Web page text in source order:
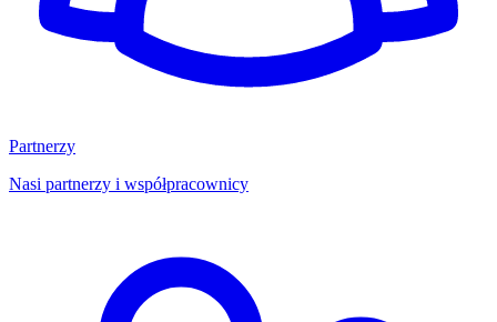
Partnerzy
Nasi partnerzy i współpracownicy